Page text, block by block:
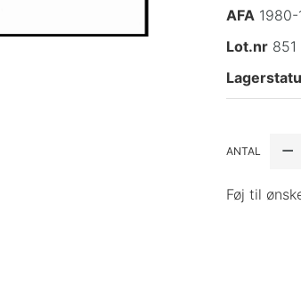
AFA
Lot.nr 851
ANTAL
Føj til